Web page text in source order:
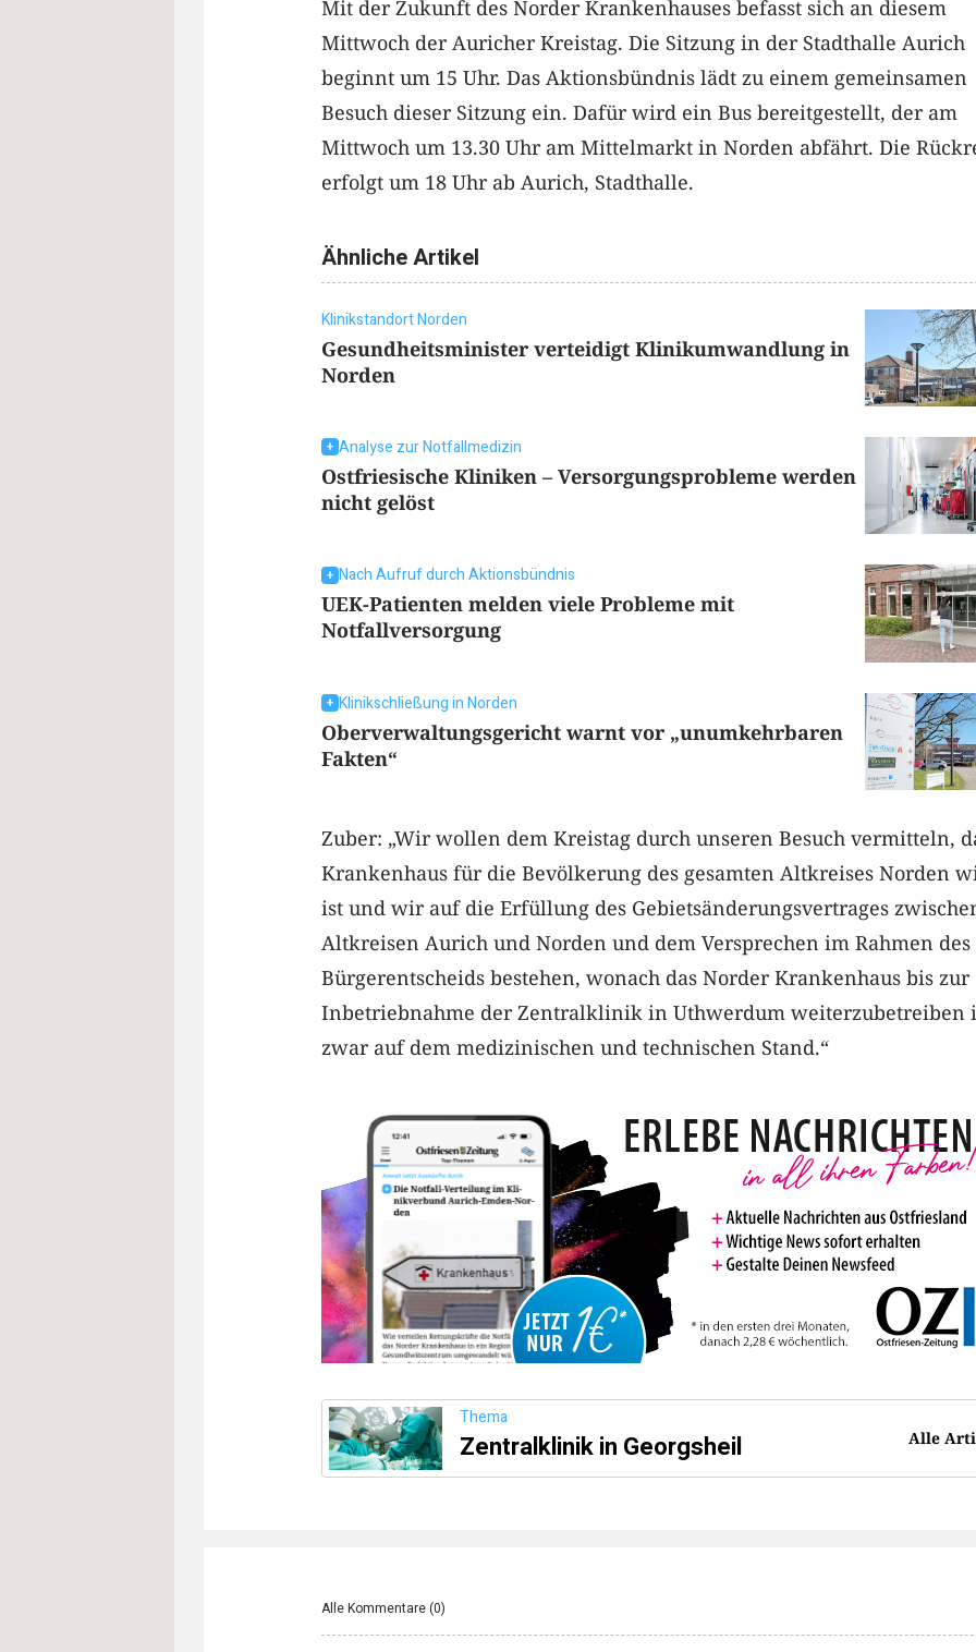
Mit der Zukunft des Norder Krankenhauses befasst sich an diesem
Mittwoch der Auricher Kreistag. Die Sitzung in der Stadthalle Aurich
beginnt um 15 Uhr. Das Aktionsbündnis lädt zu einem gemeinsamen
Besuch dieser Sitzung ein. Dafür wird ein Bus bereitgestellt, der am
Mittwoch um 13.30 Uhr am Mittelmarkt in Norden abfährt. Die
erfolgt um 18 Uhr ab Aurich, Stadthalle.
Ähnliche Artikel
Klinikstandort Norden
Gesundheitsminister verteidigt Klinikumwandlung in
Norden
Analyse zur Notfallmedizin
Ostfriesische Kliniken – Versorgungsprobleme werden
nicht gelöst
Nach Aufruf durch Aktionsbündnis
UEK-Patienten melden viele Probleme mit
Notfallversorgung
Klinikschließung in Norden
Oberverwaltungsgericht warnt vor „unumkehrbaren
Fakten“
Zuber: „Wir wollen dem Kreistag durch unseren Besuch vermitteln,
Krankenhaus für die Bevölkerung des gesamten Altkreises Norden
ist und wir auf die Erfüllung des Gebietsänderungsvertrages
Altkreisen Aurich und Norden und dem Versprechen im Rahmen des
Bürgerentscheids bestehen, wonach das Norder Krankenhaus bis zur
Inbetriebnahme der Zentralklinik in Uthwerdum weiterzubetreiben
zwar auf dem medizinischen und technischen Stand.“
Thema
Zentralklinik in Georgsheil Alle
Alle Kommentare (0)